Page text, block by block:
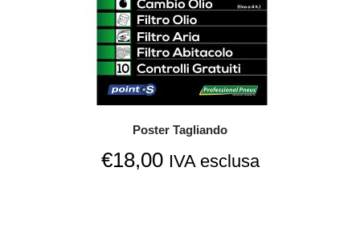
Poster Tagliando
€18,00 IVA esclusa